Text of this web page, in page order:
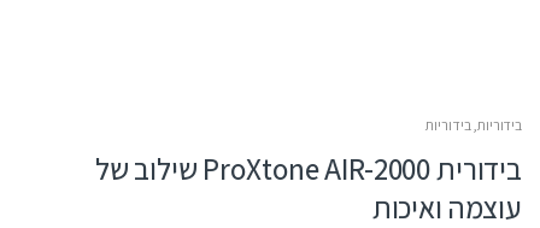
בידוריות בידוריות
בידורית ProXtone AIR-2000 שילוב של
עוצמה ואיכות